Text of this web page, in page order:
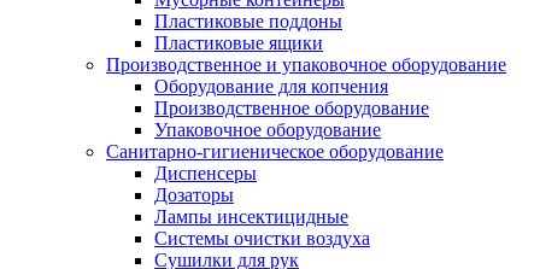
Пластиковые поддоны
Пластиковые ящики
Производственное и упаковочное оборудование
Оборудование для копчения
Производственное оборудование
Упаковочное оборудование
Санитарно-гигиеническое оборудование
Диспенсеры
Дозаторы
Лампы инсектицидные
Системы очистки воздуха
Сушилки для рук